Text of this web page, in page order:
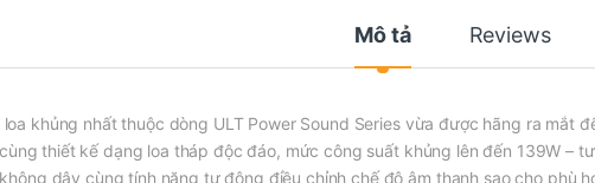
Mô tả Reviews
loa khủng nhất thuộc dòng ULT Power Sound Series vừa được hãng ra
thiết kế dạng loa tháp độc đáo, mức công suất khủng lên đến 139W –
dây cùng tính năng tự động điều chỉnh chế độ âm thanh sao cho phù